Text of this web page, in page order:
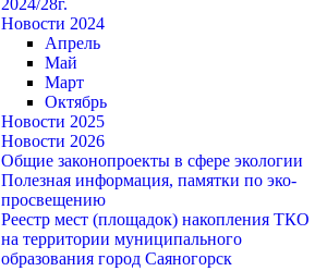
2024/28г.
Новости 2024
Апрель
Май
Март
Октябрь
Новости 2025
Новости 2026
Общие законопроекты в сфере экологии
Полезная информация, памятки по эко-
просвещению
Реестр мест (площадок) накопления ТКО
на территории муниципального
образования город Саяногорск